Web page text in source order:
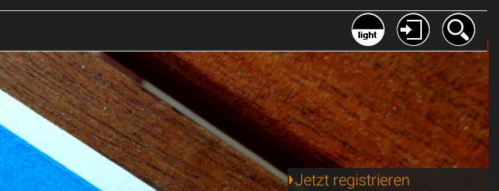
Jetzt registrieren